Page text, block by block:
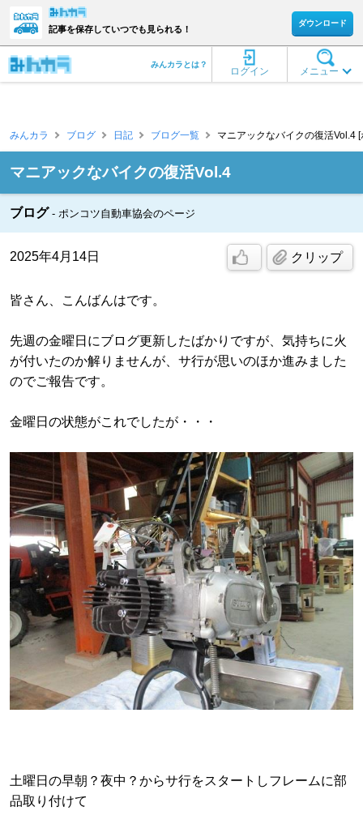
記事を保存していつでも見られる！
ダウンロード
メニュー
ログイン
みんカラとは？
みんカラ ブログ 日記 ブログ一覧 マニアックなバイクの復活Vol.4
マニアックなバイクの復活Vol.4
ブログ ポンコツ自動車協会のページ
2025年4月14日 クリップ
皆さん、こんばんはです。
先週の金曜日にブログ更新したばかりですが、気持ちに火
が付いたのか解りませんが、サ行が思いのほか進みました
のでご報告です。
金曜日の状態がこれでしたが・・・
土曜日の早朝？夜中？からサ行をスタートしフレームに部
品取り付けて